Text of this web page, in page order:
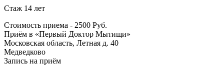
Стаж 14 лет
Стоимость приема - 2500 Руб.
Приём в «Первый Доктор Мытищи»
Московская область, Летная д. 40
Медведково
Запись на приём